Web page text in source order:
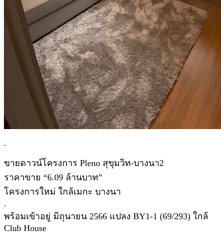
.
ขายดาวน์โครงการ Pleno สุขุมวิท-บางนา2
ราคาขาย “6.09 ล้านบาท”
โครงการใหม่ ใกล้เมกะ บางนา
.
พร้อมเข้าอยู่ มิถุนายน 2566 แปลง BY1-1 (69/293) ใกล้
Club House